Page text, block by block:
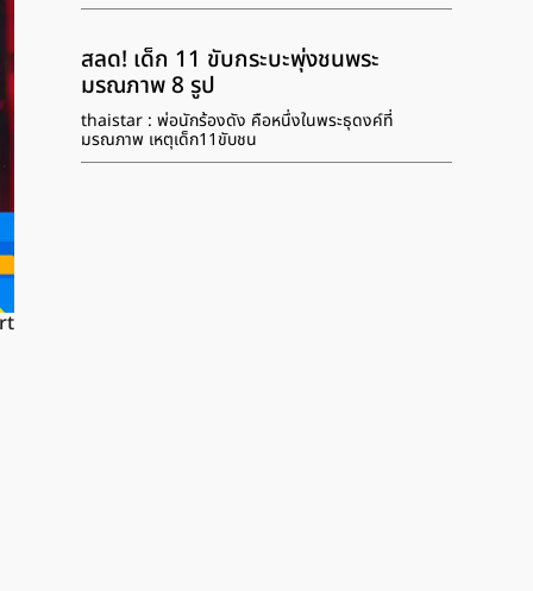
สลด! เด็ก 11 ขับกระบะพุ่งชนพระ
มรณภาพ 8 รูป
thaistar : พ่อนักร้องดัง คือหนึ่งในพระธุดงค์ที่
มรณภาพ เหตุเด็ก11ขับชน